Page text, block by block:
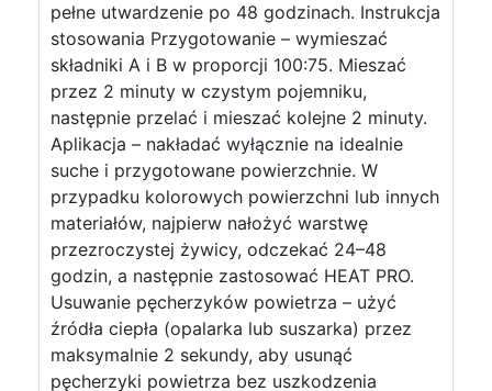
pełne utwardzenie po 48 godzinach. Instrukcja
stosowania Przygotowanie – wymieszać
składniki A i B w proporcji 100:75. Mieszać
przez 2 minuty w czystym pojemniku,
następnie przelać i mieszać kolejne 2 minuty.
Aplikacja – nakładać wyłącznie na idealnie
suche i przygotowane powierzchnie. W
przypadku kolorowych powierzchni lub innych
materiałów, najpierw nałożyć warstwę
przezroczystej żywicy, odczekać 24–48
godzin, a następnie zastosować HEAT PRO.
Usuwanie pęcherzyków powietrza – użyć
źródła ciepła (opalarka lub suszarka) przez
maksymalnie 2 sekundy, aby usunąć
pęcherzyki powietrza bez uszkodzenia